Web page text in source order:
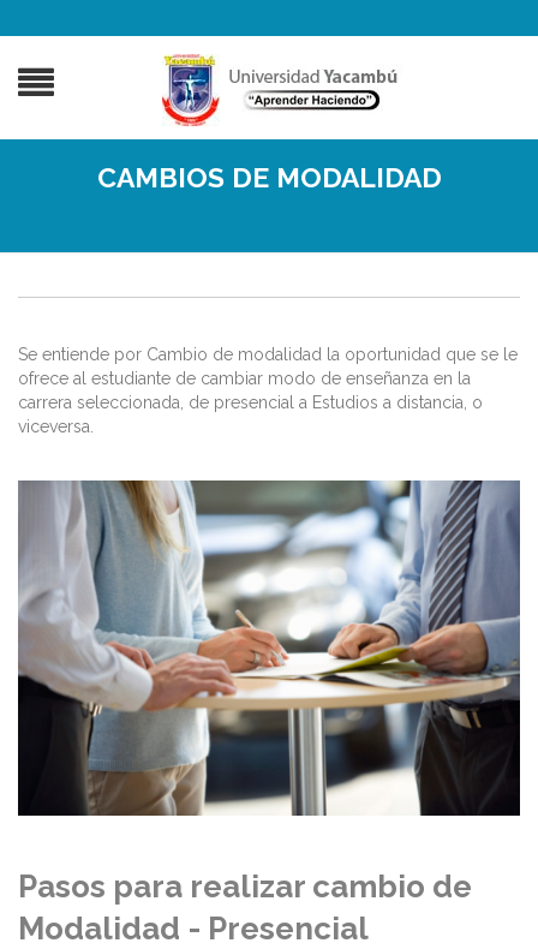
CAMBIOS DE MODALIDAD
Se entiende por Cambio de modalidad la oportunidad que se le
ofrece al estudiante de cambiar modo de enseñanza en la
carrera seleccionada, de presencial a Estudios a distancia, o
viceversa.
Pasos para realizar cambio de
Modalidad - Presencial